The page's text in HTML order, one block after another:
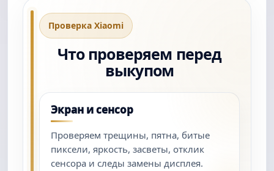
Проверка Xiaomi
Что проверяем перед
выкупом
Экран и сенсор
Проверяем трещины, пятна, битые
пиксели, яркость, засветы, отклик
сенсора и следы замены дисплея.